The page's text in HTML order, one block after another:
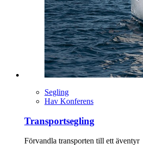
Segling
Hav Konferens
Transportsegling
Förvandla transporten till ett äventyr